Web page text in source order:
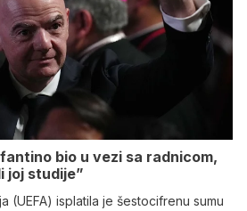
bio u vezi sa radnicom,
joj studije”
(UEFA) isplatila je šestocifrenu sumu